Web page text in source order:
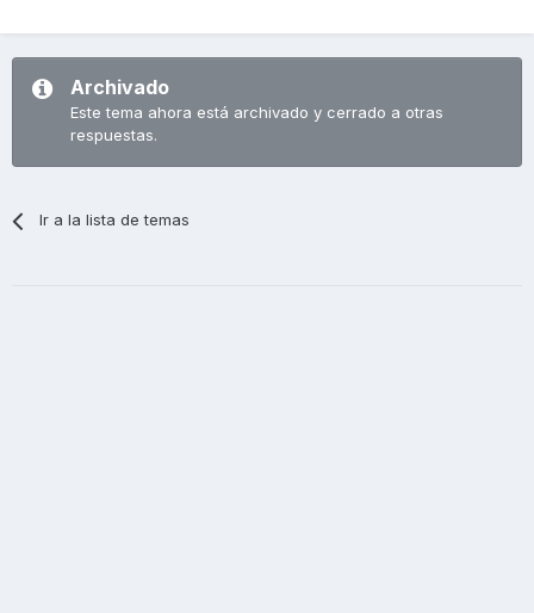
Archivado
Este tema ahora está archivado y cerrado a otras
respuestas.
Ir a la lista de temas